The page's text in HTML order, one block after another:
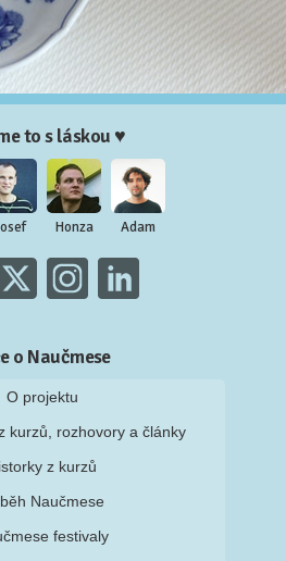
to s láskou ♥
Honza Adam
o Naučmese
O projektu
kurzů, rozhovory a články
z kurzů
Naučmese
festivaly